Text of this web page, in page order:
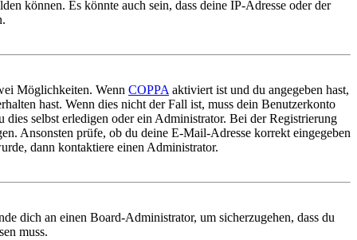
können. Es könnte auch sein, dass deine IP-Adresse oder der
Möglichkeiten. Wenn COPPA aktiviert ist und du angegeben hast,
hast. Wenn dies nicht der Fall ist, muss dein Benutzerkonto
selbst erledigen oder ein Administrator. Bei der Registrierung
Ansonsten prüfe, ob du deine E-Mail-Adresse korrekt eingegeben
dann kontaktiere einen Administrator.
dich an einen Board-Administrator, um sicherzugehen, dass du
muss.